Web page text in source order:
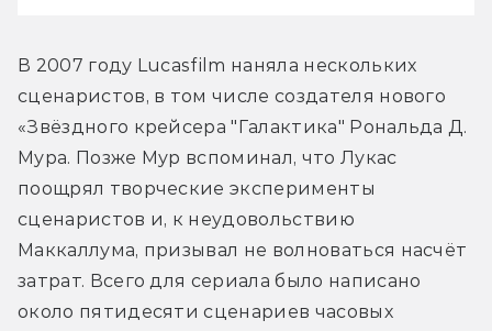
В 2007 году Lucasfilm наняла нескольких
сценаристов, в том числе создателя нового
«Звёздного крейсера "Галактика" Рональда Д.
Мура. Позже Мур вспоминал, что Лукас
поощрял творческие эксперименты
сценаристов и, к неудовольствию
Маккаллума, призывал не волноваться насчёт
затрат. Всего для сериала было написано
около пятидесяти сценариев часовых